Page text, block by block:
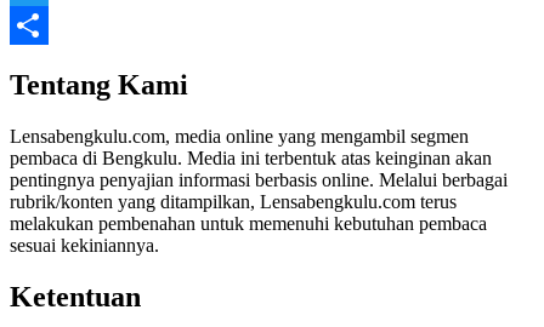
Twitter
Tentang Kami
Lensabengkulu.com, media online yang mengambil segmen
pembaca di Bengkulu. Media ini terbentuk atas keinginan akan
pentingnya penyajian informasi berbasis online. Melalui berbagai
rubrik/konten yang ditampilkan, Lensabengkulu.com terus
melakukan pembenahan untuk memenuhi kebutuhan pembaca
sesuai kekiniannya.
Ketentuan